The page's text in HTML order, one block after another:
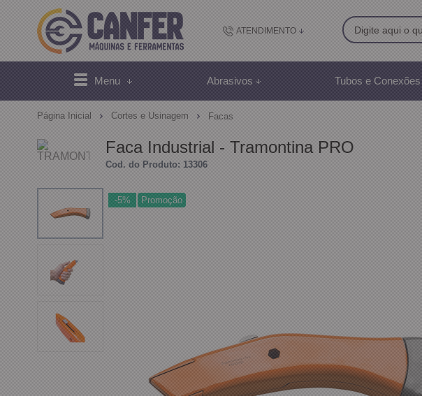
ATENDIMENTO
(48) 2102-9500
(48) 991887507
sac@canfer.com.br
Atendimento Online
Menu Abrasivos Tubos e Conexões
Página Inicial Cortes e Usinagem Facas
Faca Industrial - Tramontina PRO
Cod. do Produto: 13306
-5% Promoção